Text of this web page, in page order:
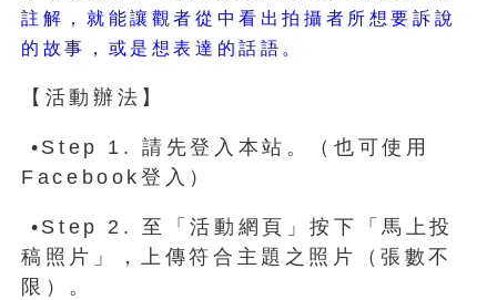
註解，就能讓觀者從中看出拍攝者所想要訴說
的故事，或是想表達的話語。
【活動辦法】
•Step 1. 請先登入本站。（也可使用
Facebook登入）
•Step 2. 至「活動網頁」按下「馬上投
稿照片」，上傳符合主題之照片（張數不
限）。